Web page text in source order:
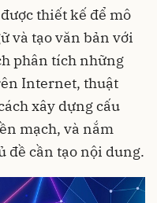
thiết kế để mô
và tạo văn bản với
phân tích những
Internet, thuật
xây dựng cấu
mạch, và nắm
đề cần tạo nội dung.